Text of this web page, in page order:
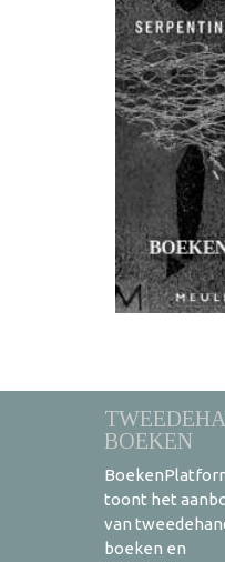
BOEKEN
toont het
van
boeken en